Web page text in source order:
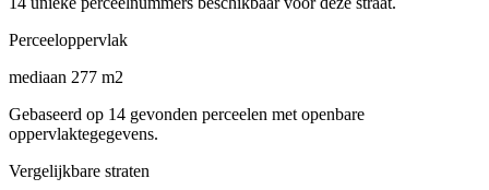
Perceeloppervlak
mediaan 277 m2
Gebaseerd op 14 gevonden perceelen met openbare
oppervlaktegegevens.
Vergelijkbare straten